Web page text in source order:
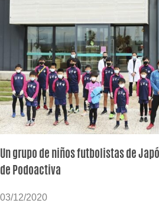
Un grupo de niños futbolistas de
de Podoactiva
03/12/2020